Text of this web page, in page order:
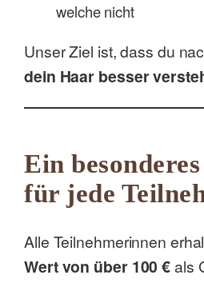
welche nicht
Unser Ziel ist, dass du
dein Haar besser
Ein
für jede
Alle Teilnehmerinnen
Wert von über 100 €als